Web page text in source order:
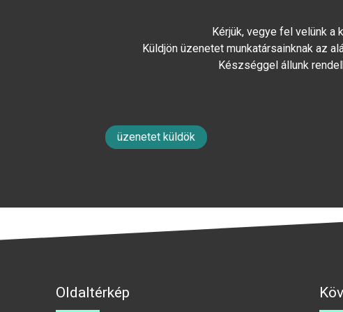
Kérjük, vegye fel velünk a
Küldjön üzenetet munkatársainknak az
Készséggel állunk
üzenetet küldök
Oldaltérkép